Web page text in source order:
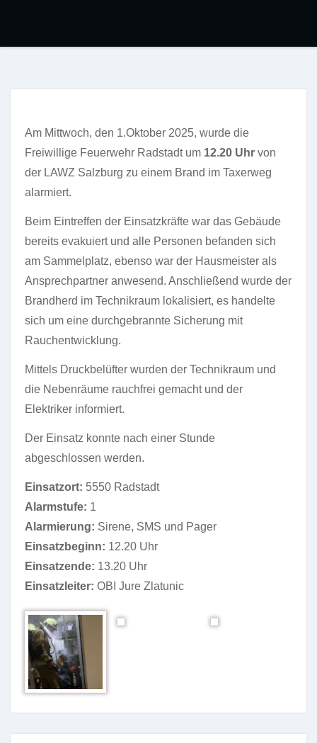
Am Mittwoch, den 1.Oktober 2025, wurde die
Freiwillige Feuerwehr Radstadt um 12.20 Uhr von
der LAWZ Salzburg zu einem Brand im Taxerweg
alarmiert.
Beim Eintreffen der Einsatzkräfte war das Gebäude
bereits evakuiert und alle Personen befanden sich
am Sammelplatz, ebenso war der Hausmeister als
Ansprechpartner anwesend. Anschließend wurde der
Brandherd im Technikraum lokalisiert, es handelte
sich um eine durchgebrannte Sicherung mit
Rauchentwicklung.
Mittels Druckbelüfter wurden der Technikraum und
die Nebenräume rauchfrei gemacht und der
Elektriker informiert.
Der Einsatz konnte nach einer Stunde
abgeschlossen werden.
Einsatzort: 5550 Radstadt
Alarmstufe: 1
Alarmierung: Sirene, SMS und Pager
Einsatzbeginn: 12.20 Uhr
Einsatzende: 13.20 Uhr
Einsatzleiter: OBI Jure Zlatunic